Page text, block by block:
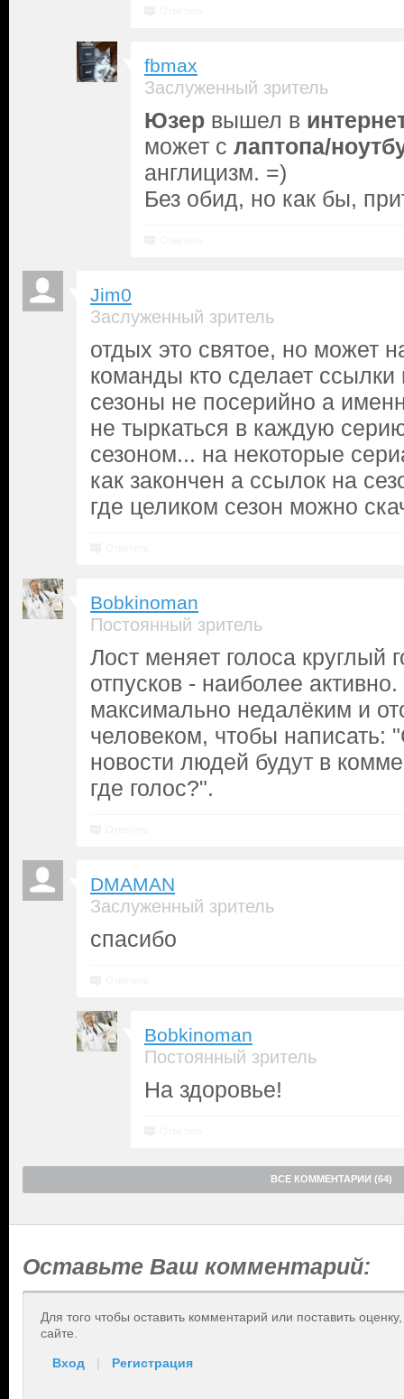
fbmax
Заслуженный зритель
Юзер вышел в
может с лаптопа/
англицизм. =)
Без обид, но как бы,
Jim0
Заслуженный зритель
отдых это святое, но может
команды кто сделает
сезоны не посерийно а
не тыркаться в каждую
сезоном... на некоторые
как закончен а ссылок на
где целиком сезон можно
Bobkinoman
Постоянный зритель
Лост меняет голоса круглый
отпусков - наиболее
максимально недалёким и
человеком, чтобы написать:
новости людей будут в
где голос?".
DMAMAN
Заслуженный зритель
спасибо
Bobkinoman
Постоянный зритель
На здоровье!
ВСЕ КОММЕНТАРИИ (64)
Оставьте Ваш комментарий:
Для того чтобы оставить комментарий или поставить
сайте.
Вход | Регистрация